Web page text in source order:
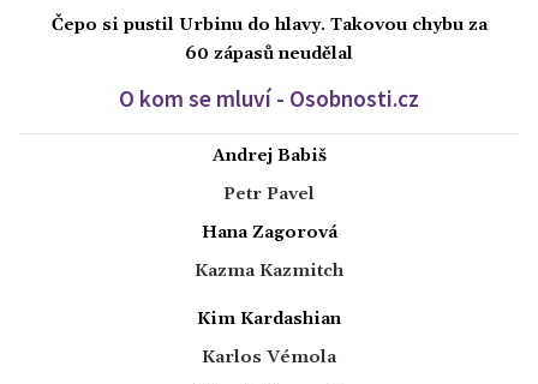
Čepo si pustil Urbinu do hlavy. Takovou chybu za
60 zápasů neudělal
O kom se mluví - Osobnosti.cz
Andrej Babiš
Petr Pavel
Hana Zagorová
Kazma Kazmitch
Kim Kardashian
Karlos Vémola